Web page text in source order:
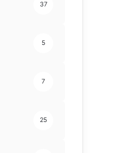
37
5
7
25